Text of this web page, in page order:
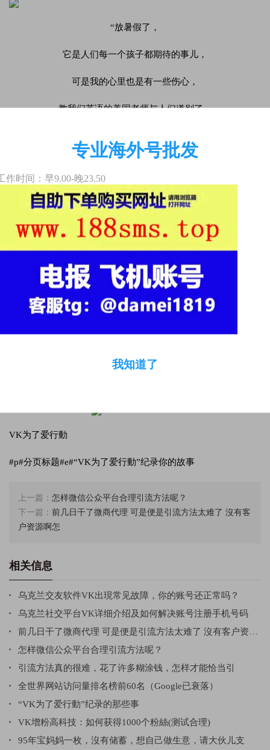
专业海外号批发
作时间：早9.00-晚23.50
我知道了
“放暑假了，
它是人们每一个孩子都期待的事儿，
可是我的心里也是有一些伤心，
教我们英语的美国老师与人们道别了，
四川省南充市蓬安县长久中小学
受新冠病的危害，中国各省的老师学生迫不得已选用远程控制
的方法进行课程内容。当教师被变为“网络主播”，老师学生刚
开始家居上网课。
大伙儿是不是刚开始思念校园内的岁月？思念课堂教学上小朋
友们的朗朗读书声、课堂教学下小朋友们的欢歌笑语......
VIPKID公益活动的三位小伙伴们在“抖音短视频纪录幸福生
活”的启迪下，建立了“VK为了爱行動”抖音短视频账号——只求
教学上小朋友们的朗朗读书声、课堂教学下小朋友们的欢歌笑
VK为了爱行動
#p#分页标题#e#“VK为了爱行動”纪录你的故事
上一篇： 怎样微信公众平台合理引流方法呢？
下一篇： 前几日干了微商代理 可是便是引流方法太难了 沒有客
户资源啊怎
相关信息
乌克兰交友软件VK出現常见故障，你的账号还正常吗？
乌克兰社交平台VK详细介绍及如何解决账号注册手机号码
前几日干了微商代理 可是便是引流方法太难了 沒有客户资源啊怎
怎样微信公众平台合理引流方法呢？
引流方法真的很难，花了许多糊涂钱，怎样才能恰当引
全世界网站访问量排名榜前60名（Google已衰落）
“VK为了爱行動”纪录的那些事
VK增粉高科技：如何获得1000个粉絲(测试合理)
95年宝妈妈一枚，沒有储蓄，想自己做生意，请大伙儿支